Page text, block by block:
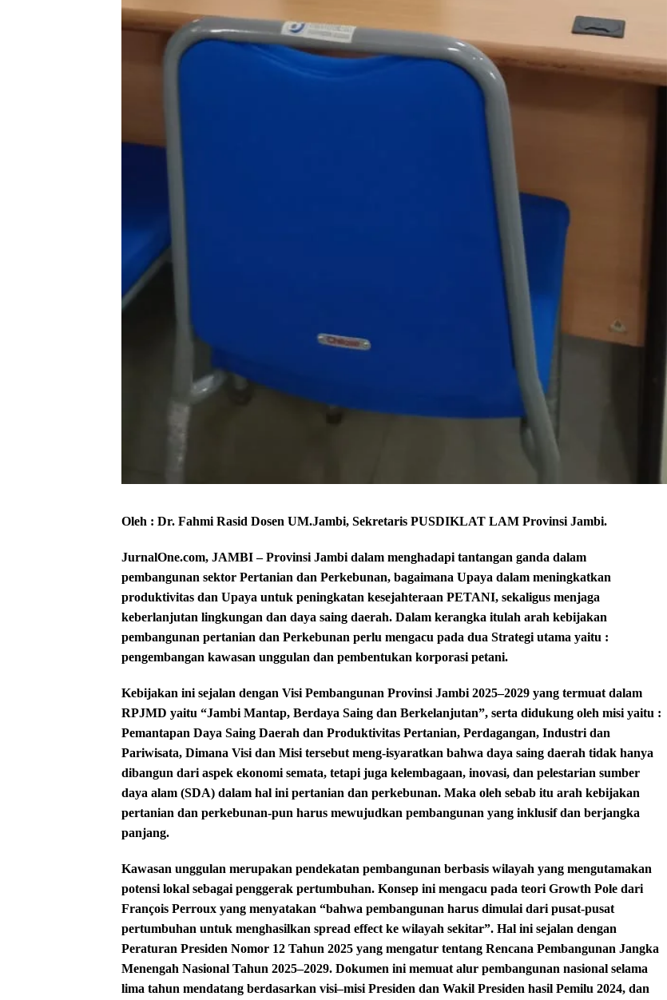
Oleh : Dr. Fahmi Rasid Dosen UM.Jambi, Sekretaris PUSDIKLAT LAM Provinsi Jambi.
JurnalOne.com, JAMBI – Provinsi Jambi dalam menghadapi tantangan ganda dalam
pembangunan sektor Pertanian dan Perkebunan, bagaimana Upaya dalam meningkatkan
produktivitas dan Upaya untuk peningkatan kesejahteraan PETANI, sekaligus menjaga
keberlanjutan lingkungan dan daya saing daerah. Dalam kerangka itulah arah kebijakan
pembangunan pertanian dan Perkebunan perlu mengacu pada dua Strategi utama yaitu :
pengembangan kawasan unggulan dan pembentukan korporasi petani.
Kebijakan ini sejalan dengan Visi Pembangunan Provinsi Jambi 2025–2029 yang termuat dalam
RPJMD yaitu “Jambi Mantap, Berdaya Saing dan Berkelanjutan”, serta didukung oleh misi yaitu :
Pemantapan Daya Saing Daerah dan Produktivitas Pertanian, Perdagangan, Industri dan
Pariwisata, Dimana Visi dan Misi tersebut meng-isyaratkan bahwa daya saing daerah tidak hanya
dibangun dari aspek ekonomi semata, tetapi juga kelembagaan, inovasi, dan pelestarian sumber
daya alam (SDA) dalam hal ini pertanian dan perkebunan. Maka oleh sebab itu arah kebijakan
pertanian dan perkebunan-pun harus mewujudkan pembangunan yang inklusif dan berjangka
panjang.
Kawasan unggulan merupakan pendekatan pembangunan berbasis wilayah yang mengutamakan
potensi lokal sebagai penggerak pertumbuhan. Konsep ini mengacu pada teori Growth Pole dari
François Perroux yang menyatakan “bahwa pembangunan harus dimulai dari pusat-pusat
pertumbuhan untuk menghasilkan spread effect ke wilayah sekitar”. Hal ini sejalan dengan
Peraturan Presiden Nomor 12 Tahun 2025 yang mengatur tentang Rencana Pembangunan Jangka
Menengah Nasional Tahun 2025–2029. Dokumen ini memuat alur pembangunan nasional selama
lima tahun mendatang berdasarkan visi–misi Presiden dan Wakil Presiden hasil Pemilu 2024, dan